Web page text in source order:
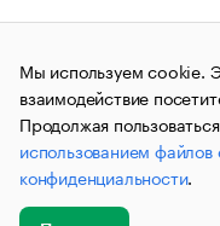
Правовая информация
© АО
и материалы
(зарегистрировано
связи,
коммуникаций
№ФС77-63848)
публикации могут
не предназначенную для
Мы используем cookie.
взаимодействие
Продолжая
использованием
конфиденциальности.